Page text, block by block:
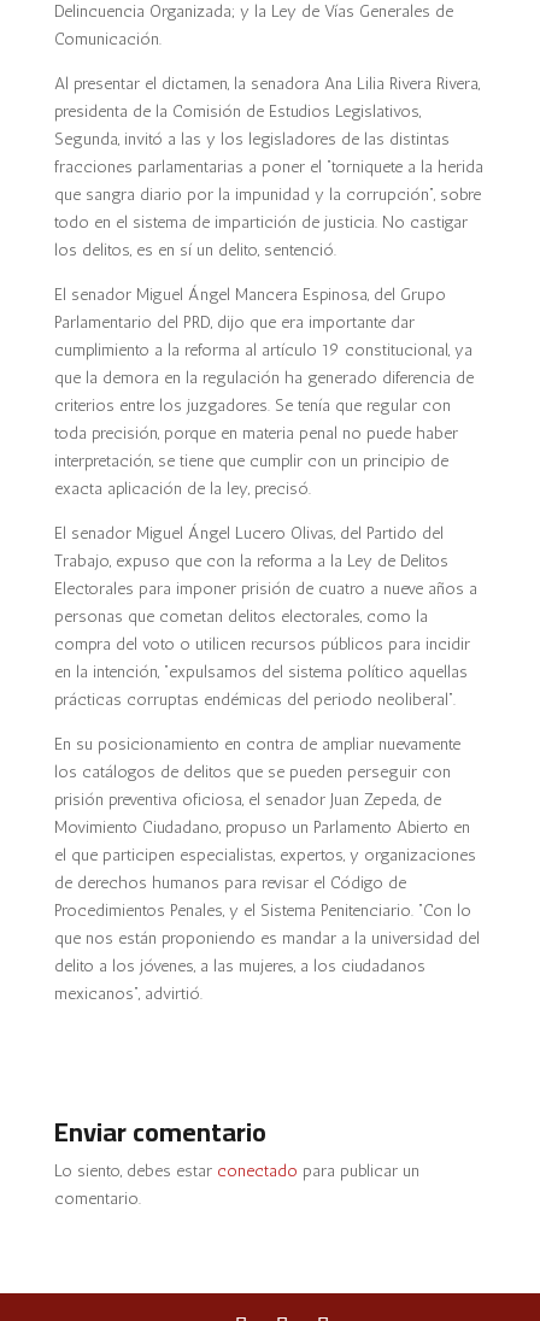
Delincuencia Organizada; y la Ley de Vías Generales de
Comunicación.
Al presentar el dictamen, la senadora Ana Lilia Rivera Rivera,
presidenta de la Comisión de Estudios Legislativos,
Segunda, invitó a las y los legisladores de las distintas
fracciones parlamentarias a poner el “torniquete a la herida
que sangra diario por la impunidad y la corrupción”, sobre
todo en el sistema de impartición de justicia. No castigar
los delitos, es en sí un delito, sentenció.
El senador Miguel Ángel Mancera Espinosa, del Grupo
Parlamentario del PRD, dijo que era importante dar
cumplimiento a la reforma al artículo 19 constitucional, ya
que la demora en la regulación ha generado diferencia de
criterios entre los juzgadores. Se tenía que regular con
toda precisión, porque en materia penal no puede haber
interpretación, se tiene que cumplir con un principio de
exacta aplicación de la ley, precisó.
El senador Miguel Ángel Lucero Olivas, del Partido del
Trabajo, expuso que con la reforma a la Ley de Delitos
Electorales para imponer prisión de cuatro a nueve años a
personas que cometan delitos electorales, como la
compra del voto o utilicen recursos públicos para incidir
en la intención, “expulsamos del sistema político aquellas
prácticas corruptas endémicas del periodo neoliberal”.
En su posicionamiento en contra de ampliar nuevamente
los catálogos de delitos que se pueden perseguir con
prisión preventiva oficiosa, el senador Juan Zepeda, de
Movimiento Ciudadano, propuso un Parlamento Abierto en
el que participen especialistas, expertos, y organizaciones
de derechos humanos para revisar el Código de
Procedimientos Penales, y el Sistema Penitenciario. “Con lo
que nos están proponiendo es mandar a la universidad del
delito a los jóvenes, a las mujeres, a los ciudadanos
mexicanos”, advirtió.
Enviar comentario
Lo siento, debes estar conectado para publicar un
comentario.